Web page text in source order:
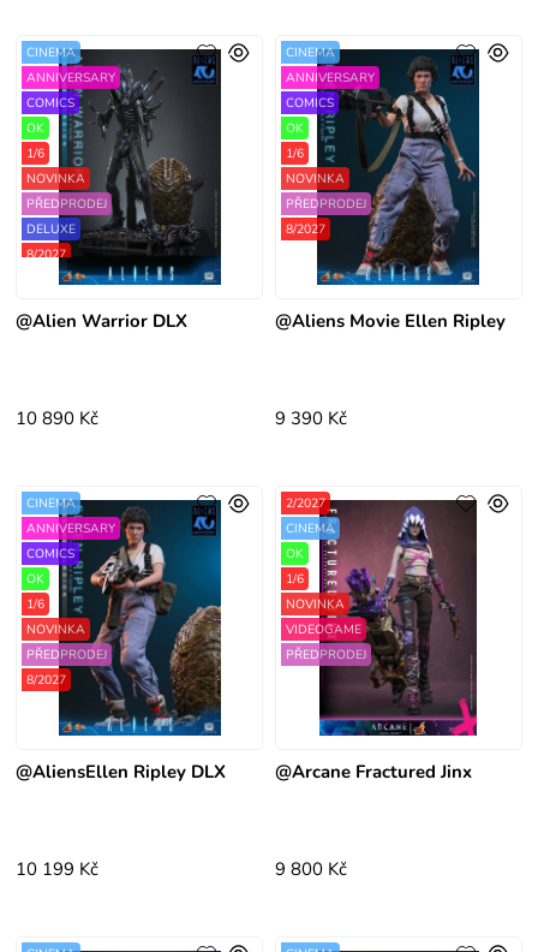
@Alien Warrior DLX
CINEMA
ANNIVERSARY
COMICS
OK
1/6
NOVINKA
PŘEDPRODEJ
DELUXE
8/2027
10 890 Kč
@Aliens Movie Ellen Ripley
CINEMA
ANNIVERSARY
COMICS
OK
1/6
NOVINKA
PŘEDPRODEJ
8/2027
9 390 Kč
@AliensEllen Ripley DLX
CINEMA
ANNIVERSARY
COMICS
OK
1/6
NOVINKA
PŘEDPRODEJ
8/2027
10 199 Kč
@Arcane Fractured Jinx
2/2027
CINEMA
OK
1/6
NOVINKA
VIDEOGAME
PŘEDPRODEJ
9 800 Kč